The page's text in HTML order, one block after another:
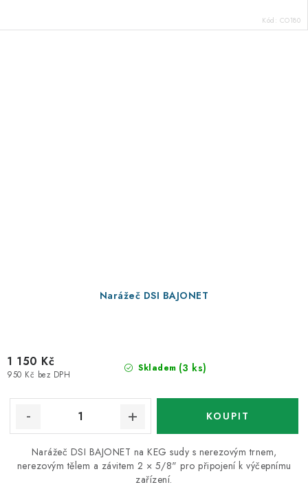
Kód: CO180
Narážeč DSI BAJONET
Skladem (3 ks)
950 Kč bez DPH
1 150 Kč
Narážeč DSI BAJONET na KEG sudy s nerezovým trnem,
nerezovým tělem a závitem 2 × 5/8" pro připojení k výčepnímu
zařízení.